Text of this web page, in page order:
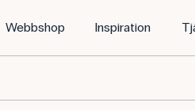
Webbshop Inspiration